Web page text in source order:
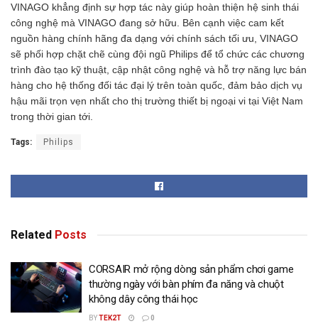
VINAGO khẳng định sự hợp tác này giúp hoàn thiện hệ sinh thái
công nghệ mà VINAGO đang sở hữu. Bên cạnh việc cam kết
nguồn hàng chính hãng đa dạng với chính sách tối ưu, VINAGO
sẽ phối hợp chặt chẽ cùng đội ngũ Philips để tổ chức các chương
trình đào tạo kỹ thuật, cập nhật công nghệ và hỗ trợ năng lực bán
hàng cho hệ thống đối tác đại lý trên toàn quốc, đảm bảo dịch vụ
hậu mãi trọn vẹn nhất cho thị trường thiết bị ngoại vi tại Việt Nam
trong thời gian tới.
Tags: Philips
Related Posts
CORSAIR mở rộng dòng sản phẩm chơi game
thường ngày với bàn phím đa năng và chuột
không dây công thái học
BYTEK2T 0